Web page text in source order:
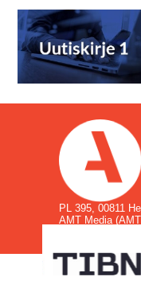
PL 395, 00811
AMT Media